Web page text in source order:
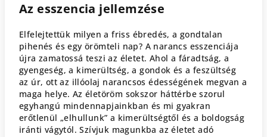
Az esszencia jellemzése
Elfelejtettük milyen a friss ébredés, a gondtalan
pihenés és egy örömteli nap? A narancs esszenciája
újra zamatossá teszi az életet. Ahol a fáradtság, a
gyengeség, a kimerültség, a gondok és a feszültség
az úr, ott az illóolaj narancsos édességének megvan a
maga helye. Az életöröm sokszor háttérbe szorul
egyhangú mindennapjainkban és mi gyakran
erőtlenül „elhullunk” a kimerültségtől és a boldogság
iránti vágytól. Szívjuk magunkba az életet adó